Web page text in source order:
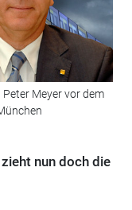
Meyer vor dem
nun doch die